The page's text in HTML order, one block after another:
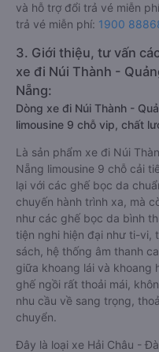
và hỗ trợ đổi trả vé miễn
trả vé miễn phí: 1900
3. Giới thiệu, tư vấn
xe đi Núi Thành -
Nẵng:
Dòng xe đi Núi Thành -
limousine 9 chỗ vip, chất
Là sản phẩm xe đi Núi
Nẵng limousine 9 chỗ cải
lại với các ghế bọc da
chuyến hành trình xa, mà
như các ghế bọc da bình
tiện nghi hiện đại như ti-vi,
sách, hệ thống âm thanh
giữa khoang lái và khoang
ghế ngồi rất thoải mái,
nhu cầu về sang trọng,
chuyển.
Đây là loại xe Hải Châu -